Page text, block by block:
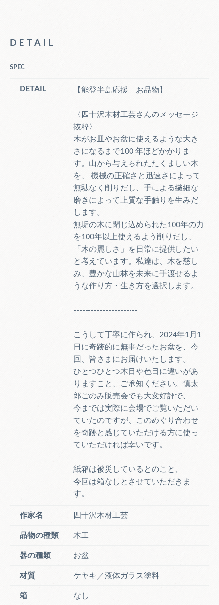
DETAIL
SPEC
DETAIL 【能登半島応援 お品物】
〈四十沢木材工芸さんのメッセージ
抜粋〉
木がお皿やお盆に使えるような大き
さになるまで100 年ほどかかりま
す。山から与えられたたくましい木
を、 機械の正確さと迅速さによって
無駄なく削りだし、手による繊細な
磨きによって上質な手触りを生みだ
します。
​無垢の木に閉じ込められた100年の力
を100年以上使えるよう削りだし、
「木の麗しさ」を日常に提供したい
と考えています。私達は、木を慈し
み、豊かな山林を未来に手渡せるよ
うな作り方・生き方を選択します。
----------------------
こうして丁寧に作られ、2024年1月1
日に奇跡的に無事だったお盆を、今
回、皆さまにお届けいたします。
ひとつひとつ木目や色目に違いがあ
りますこと、ご承知ください。慎太
郎ごのみ販売会でも大変好評で、
今までは実際に会場でご覧いただい
ていたのですが、このめぐり合わせ
を奇跡と感じていただける方に使っ
ていただければ幸いです。
紙箱は被災しているとのこと、
今回は箱なしとさせていただきま
す。
作家名 四十沢木材工芸
品物の種類 木工
器の種類 お盆
材質 ケヤキ／液体ガラス塗料
箱 なし